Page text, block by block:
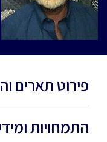
פירוט תארים
התמחויות